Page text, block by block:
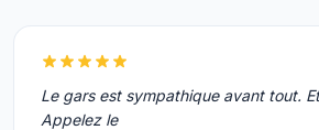
Le gars est sympathique avant tout.
Appelez le